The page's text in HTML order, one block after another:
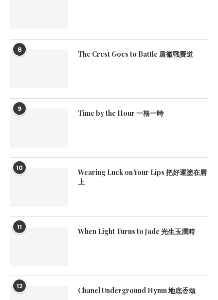
8 The Crest Goes to Battle 盾徽戰賽道
9 Time by the Hour 一格一時
10
Wearing Luck on Your Lips 把好運塗在唇
上
11 When Light Turns to Jade 光生玉潤時
12 Chanel Underground Hymn 地底香頌